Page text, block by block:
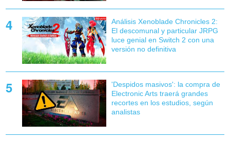
Análisis Xenoblade Chronicles 2:
El descomunal y particular JRPG
luce genial en Switch 2 con una
versión no definitiva
'Despidos masivos': la compra de
Electronic Arts traerá grandes
recortes en los estudios, según
analistas